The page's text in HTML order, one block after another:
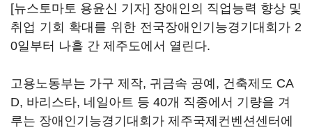
[뉴스토마토 용윤신 기자] 장애인의 직업능력 향상 및
취업 기회 확대를 위한 전국장애인기능경기대회가 2
0일부터 나흘 간 제주도에서 열린다.
고용노동부는 가구 제작, 귀금속 공예, 건축제도 CA
D, 바리스타, 네일아트 등 40개 직종에서 기량을 겨
루는 장애인기능경기대회가 제주국제컨벤션센터에